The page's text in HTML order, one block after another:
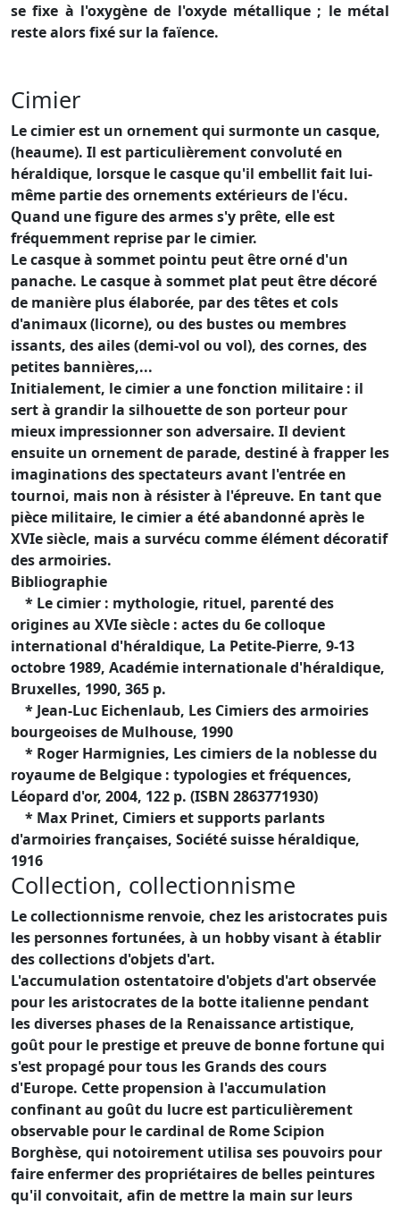
se fixe à l'oxygène de l'oxyde métallique ; le métal
reste alors fixé sur la faïence.
Cimier
Le cimier est un ornement qui surmonte un casque,
(heaume). Il est particulièrement convoluté en
héraldique, lorsque le casque qu'il embellit fait lui-
même partie des ornements extérieurs de l'écu.
Quand une figure des armes s'y prête, elle est
fréquemment reprise par le cimier.
Le casque à sommet pointu peut être orné d'un
panache. Le casque à sommet plat peut être décoré
de manière plus élaborée, par des têtes et cols
d'animaux (licorne), ou des bustes ou membres
issants, des ailes (demi-vol ou vol), des cornes, des
petites bannières,...
Initialement, le cimier a une fonction militaire : il
sert à grandir la silhouette de son porteur pour
mieux impressionner son adversaire. Il devient
ensuite un ornement de parade, destiné à frapper les
imaginations des spectateurs avant l'entrée en
tournoi, mais non à résister à l'épreuve. En tant que
pièce militaire, le cimier a été abandonné après le
XVIe siècle, mais a survécu comme élément décoratif
des armoiries.
Bibliographie
* Le cimier : mythologie, rituel, parenté des
origines au XVIe siècle : actes du 6e colloque
international d'héraldique, La Petite-Pierre, 9-13
octobre 1989, Académie internationale d'héraldique,
Bruxelles, 1990, 365 p.
* Jean-Luc Eichenlaub, Les Cimiers des armoiries
bourgeoises de Mulhouse, 1990
* Roger Harmignies, Les cimiers de la noblesse du
royaume de Belgique : typologies et fréquences,
Léopard d'or, 2004, 122 p. (ISBN 2863771930)
* Max Prinet, Cimiers et supports parlants
d'armoiries françaises, Société suisse héraldique,
1916
Collection, collectionnisme
Le collectionnisme renvoie, chez les aristocrates puis
les personnes fortunées, à un hobby visant à établir
des collections d'objets d'art.
L'accumulation ostentatoire d'objets d'art observée
pour les aristocrates de la botte italienne pendant
les diverses phases de la Renaissance artistique,
goût pour le prestige et preuve de bonne fortune qui
s'est propagé pour tous les Grands des cours
d'Europe. Cette propension à l'accumulation
confinant au goût du lucre est particulièrement
observable pour le cardinal de Rome Scipion
Borghèse, qui notoirement utilisa ses pouvoirs pour
faire enfermer des propriétaires de belles peintures
qu'il convoitait, afin de mettre la main sur leurs